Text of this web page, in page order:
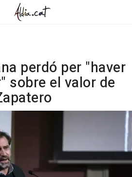
perdó per "haver
sobre el valor de